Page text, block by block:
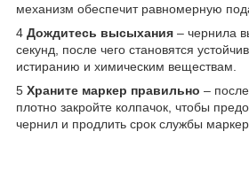
механизм обеспечит равномерную
4 Дождитесь высыхания – чернила
секунд, после чего становятся
истиранию и химическим веществам.
5 Храните маркер правильно –
плотно закройте колпачок, чтобы
чернил и продлить срок службы